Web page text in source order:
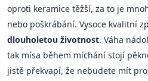
oproti keramice těžší, za to je
nebo poškrábání. Vysoce kvalitní
dlouholetou životnost. Váha
tak mísa během míchání stojí
jistě překvapí, že nebudete mít